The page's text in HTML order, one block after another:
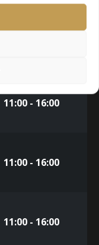
11:00 - 16:00
11:00 - 16:00
11:00 - 16:00